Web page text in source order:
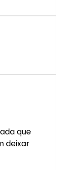
que
deixar